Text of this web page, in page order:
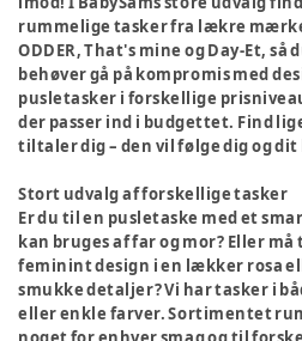
rummelige tasker fra lækre
ODDER, That's mine og Day-Et,
behøver gå på kompromis med
pusletasker i forskellige
der passer ind i budgettet. Find
tiltaler dig – den vil følge dig og
Stort udvalg af forskellige tasker
Er du til en pusletaske med et
kan bruges af far og mor? Eller
feminint design i en lækker rosa
smukke detaljer? Vi har tasker i
eller enkle farver. Sortimentet